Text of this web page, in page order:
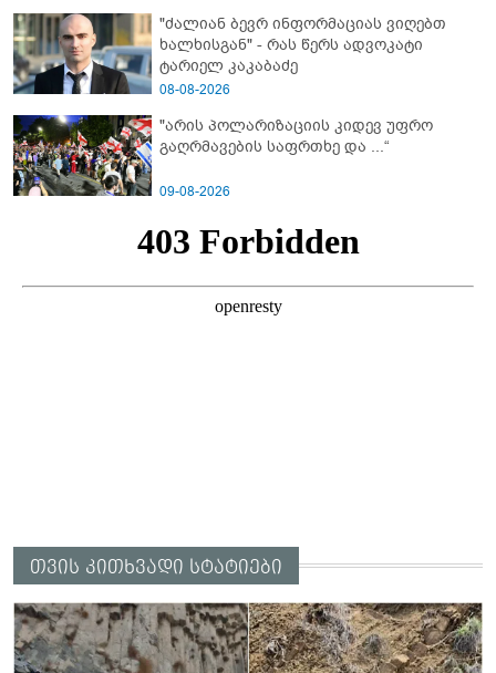
გაუსწორდნენ?
"ძალიან ბევრ ინფორმაციას ვიღებთ
ხალხისგან" - რას წერს ადვოკატი
ტარიელ კაკაბაძე
08-08-2026
"არის პოლარიზაციის კიდევ უფრო
გაღრმავების საფრთხე და ...“
09-08-2026
თვის კითხვადი სტატიები